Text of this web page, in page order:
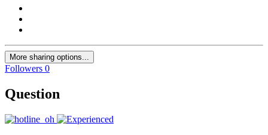
More sharing options...
Followers 0
Question